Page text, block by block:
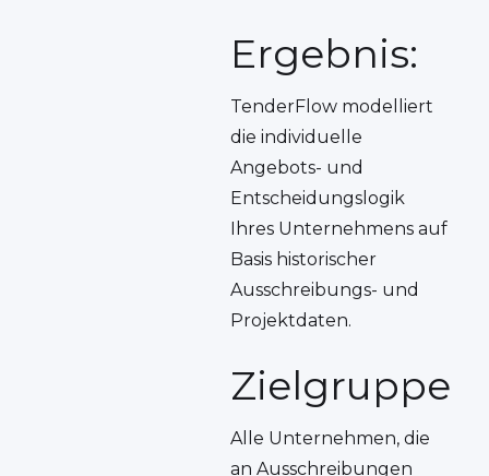
Ergebnis:
TenderFlow modelliert
die individuelle
Angebots- und
Entscheidungslogik
Ihres Unternehmens auf
Basis historischer
Ausschreibungs- und
Projektdaten.
Zielgruppe
Alle Unternehmen, die
an Ausschreibungen